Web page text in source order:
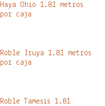
Haya Ohio 1.81 metros
por caja
Roble Iruya 1.81 metros
por caja
Roble Tamesis 1.81